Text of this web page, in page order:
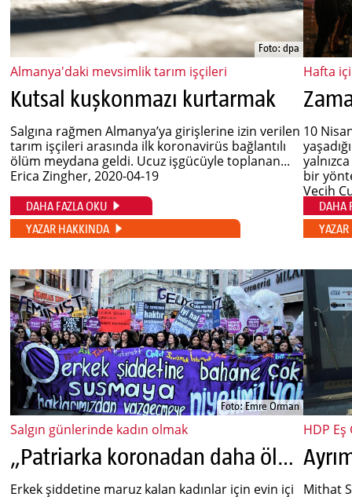
Foto: dpa
Almanya'daki mevsimlik tarım işçileri
Kutsal kuşkonmazı kurtarmak
Salgına rağmen Almanya’ya girişlerine izin verilen
tarım işçileri arasında ilk koronavirüs bağlantılı
ölüm meydana geldi. Ucuz işgücüyle toplanan...
Erica Zingher, 2020-04-19
DAHA FAZLA OKU
YAZAR HAKKINDA
Hafta
10
bir
Vecih
DAHA
Foto: Emre Orman
Salgın günlerinde kadın olmak
„Patriarka koronadan daha öldürücü“
Erkek şiddetine maruz kalan kadınlar için evin içi
HDP
Mithat